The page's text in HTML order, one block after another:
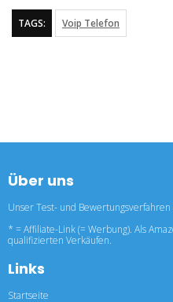
TAGS: Voip Telefon
Über uns
Unser Test- und
* = Affiliate-Link (= Werbung). Als
qualifizierten Verkäufen.
Links
Startseite